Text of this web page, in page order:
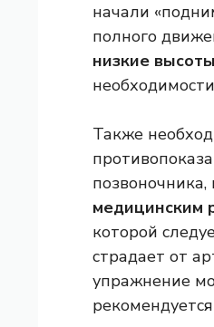
начали
полного
низкие
Также
медицинским
которой
страдает от
упражнение